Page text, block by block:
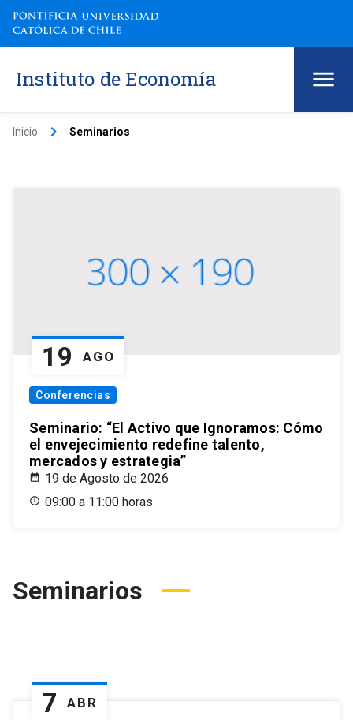
Instituto de Economía
Inicio keyboard_arrow_right Seminarios
19 AGO
Conferencias
Seminario: “El Activo que Ignoramos: Cómo
el envejecimiento redefine talento,
mercados y estrategia”
19 de Agosto de 2026
09:00 a 11:00 horas
Seminarios
7 ABR